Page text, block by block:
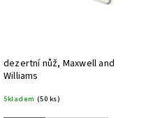
dezertní nůž, Maxwell and
Williams
Skladem (50 ks)